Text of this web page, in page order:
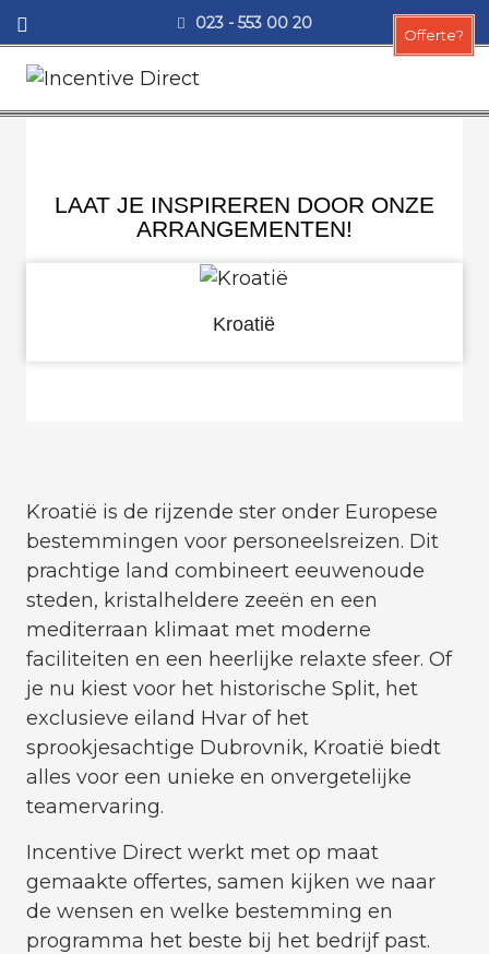
Skip to content 023 - 553 00 20
Offerte?
LAAT JE INSPIREREN DOOR ONZE
ARRANGEMENTEN!
Kroatië
Kroatië is de rijzende ster onder Europese
bestemmingen voor personeelsreizen. Dit
prachtige land combineert eeuwenoude
steden, kristalheldere zeeën en een
mediterraan klimaat met moderne
faciliteiten en een heerlijke relaxte sfeer. Of
je nu kiest voor het historische Split, het
exclusieve eiland Hvar of het
sprookjesachtige Dubrovnik, Kroatië biedt
alles voor een unieke en onvergetelijke
teamervaring.
Incentive Direct werkt met op maat
gemaakte offertes, samen kijken we naar
de wensen en welke bestemming en
programma het beste bij het bedrijf past.